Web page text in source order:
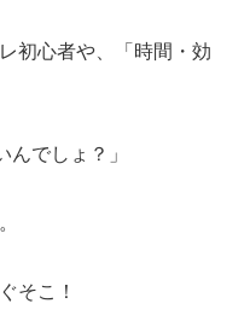
初心者や、「時間・効
んでしょ？」
そこ！